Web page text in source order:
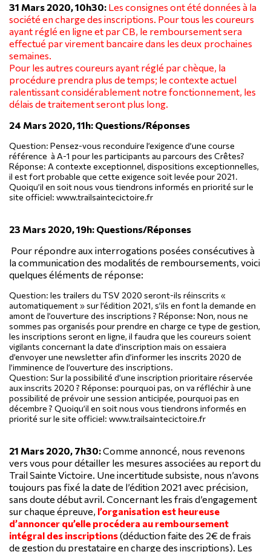
31 Mars 2020, 10h30: Les consignes ont été données à la
société en charge des inscriptions. Pour tous les coureurs
ayant réglé en ligne et par CB, le remboursement sera
effectué par virement bancaire dans les deux prochaines
semaines.
Pour les autres coureurs ayant réglé par chèque, la
procédure prendra plus de temps; le contexte actuel
ralentissant considérablement notre fonctionnement, les
délais de traitement seront plus long.
24 Mars 2020, 11h: Questions/Réponses
Question: Pensez-vous reconduire l’exigence d’une course
référence à A-1 pour les participants au parcours des Crêtes?
Réponse: A contexte exceptionnel, dispositions exceptionnelles,
il est fort probable que cette exigence soit levée pour 2021.
Quoiqu’il en soit nous vous tiendrons informés en priorité sur le
site officiel: www.trailsaintecictoire.fr
23 Mars 2020, 19h: Questions/Réponses
Pour répondre aux interrogations posées consécutives à
la communication des modalités de remboursements, voici
quelques éléments de réponse:
Question: les trailers du TSV 2020 seront-ils réinscrits «
automatiquement » sur l’édition 2021, s’ils en font la demande en
amont de l’ouverture des inscriptions ? Réponse: Non, nous ne
sommes pas organisés pour prendre en charge ce type de gestion,
les inscriptions seront en ligne, il faudra que les coureurs soient
vigilants concernant la date d’inscription mais on essaiera
d’envoyer une newsletter afin d’informer les inscrits 2020 de
l’imminence de l’ouverture des inscriptions.
Question: Sur la possibilité d’une inscription prioritaire réservée
aux inscrits 2020 ? Réponse: pourquoi pas, on va réfléchir à une
possibilité de prévoir une session anticipée, pourquoi pas en
décembre ? Quoiqu’il en soit nous vous tiendrons informés en
priorité sur le site officiel: www.trailsaintecictoire.fr
21 Mars 2020, 7h30:Comme annoncé, nous revenons
vers vous pour détailler les mesures associées au report du
Trail Sainte Victoire. Une incertitude subsiste, nous n’avons
toujours pas fixé la date de l’édition 2021 avec précision,
sans doute début avril. Concernant les frais d’engagement
sur chaque épreuve, l’organisation est heureuse
d’annoncer qu’elle procédera au remboursement
intégral des inscriptions(déduction faite des 2€ de frais
de gestion du prestataire en charge des inscriptions). Les